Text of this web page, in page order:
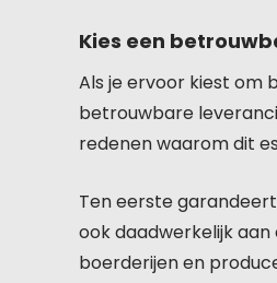
Kies een
Als je ervoor kiest om
betrouwbare
redenen waarom dit
Ten eerste
ook daadwerkelijk
boerderijen en